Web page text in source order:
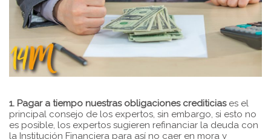
1. Pagar a tiempo nuestras obligaciones crediticiases el
principal consejo de los expertos, sin embargo, si esto no
es posible, los expertos sugieren refinanciar la deuda con
la Institución Financiera para así no caer en mora y